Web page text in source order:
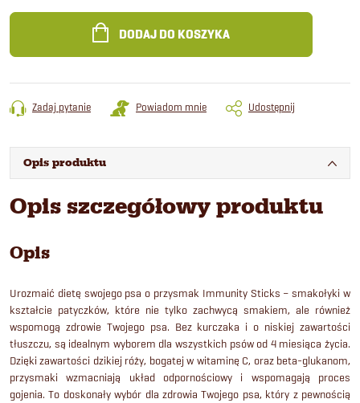
DODAJ DO KOSZYKA
Zadaj pytanie Powiadom mnie Udostępnij
Opis produktu
Opis szczegółowy produktu
Opis
Urozmaić dietę swojego psa o przysmak Immunity Sticks – smakołyki w
kształcie patyczków, które nie tylko zachwycą smakiem, ale również
wspomogą zdrowie Twojego psa. Bez kurczaka i o niskiej zawartości
tłuszczu, są idealnym wyborem dla wszystkich psów od 4 miesiąca życia.
Dzięki zawartości dzikiej róży, bogatej w witaminę C, oraz beta-glukanom,
przysmaki wzmacniają układ odpornościowy i wspomagają proces
gojenia. To doskonały wybór dla zdrowia Twojego psa, który z pewnością